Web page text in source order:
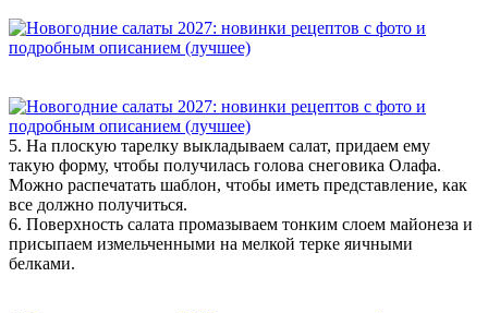
5. На плоскую тарелку выкладываем салат, придаем ему
такую форму, чтобы получилась голова снеговика Олафа.
Можно распечатать шаблон, чтобы иметь представление, как
все должно получиться.
6. Поверхность салата промазываем тонким слоем майонеза и
присыпаем измельченными на мелкой терке яичными
белками.